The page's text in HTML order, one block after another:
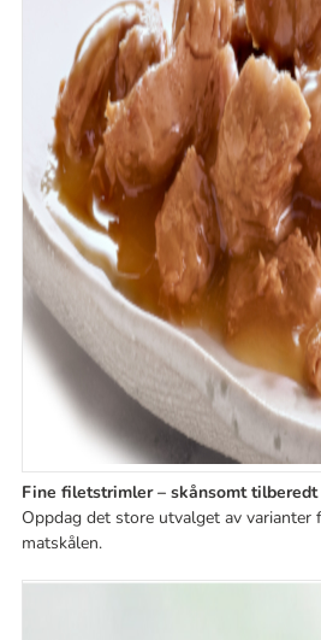
Fine filetstrimler – skånsomt tilberedt
Oppdag det store utvalget av varianter
matskålen.